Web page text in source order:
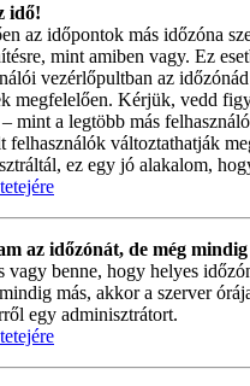
idő!
az időpontok más időzóna
mint amiben vagy. Ez
vezérlőpultban az
megfelelően. Kérjük, vedd
mint a legtöbb más
felhasználók változtathatják
ez egy jó alakalom,
az időzónát, de még
vagy benne, hogy helyes
más, akkor a szerver
egy adminisztrátort.